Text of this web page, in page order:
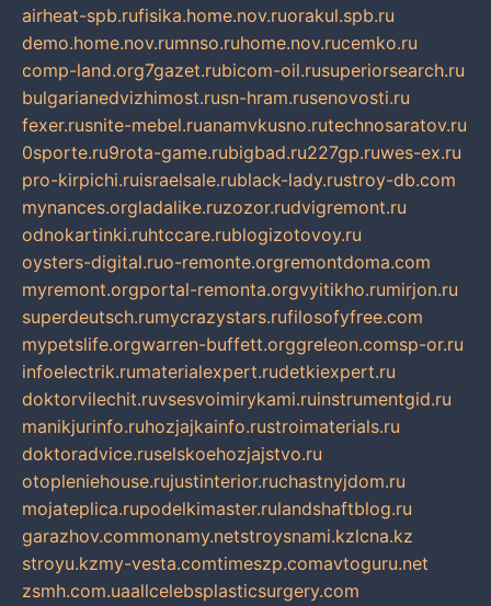
airheat-spb.rufisika.home.nov.ruorakul.spb.ru
demo.home.nov.rumnso.ruhome.nov.rucemko.ru
comp-land.org7gazet.rubicom-oil.rusuperiorsearch.ru
bulgarianedvizhimost.rusn-hram.rusenovosti.ru
fexer.rusnite-mebel.ruanamvkusno.rutechnosaratov.ru
0sporte.ru9rota-game.rubigbad.ru227gp.ruwes-ex.ru
pro-kirpichi.ruisraelsale.rublack-lady.rustroy-db.com
mynances.orgladalike.ruzozor.rudvigremont.ru
odnokartinki.ruhtccare.rublogizotovoy.ru
oysters-digital.ruo-remonte.orgremontdoma.com
myremont.orgportal-remonta.orgvyitikho.rumirjon.ru
superdeutsch.rumycrazystars.rufilosofyfree.com
mypetslife.orgwarren-buffett.orggreleon.comsp-or.ru
infoelectrik.rumaterialexpert.rudetkiexpert.ru
doktorvilechit.ruvsesvoimirykami.ruinstrumentgid.ru
manikjurinfo.ruhozjajkainfo.rustroimaterials.ru
doktoradvice.ruselskoehozjajstvo.ru
otopleniehouse.rujustinterior.ruchastnyjdom.ru
mojateplica.rupodelkimaster.rulandshaftblog.ru
garazhov.commonamy.netstroysnami.kzlcna.kz
stroyu.kzmy-vesta.comtimeszp.comavtoguru.net
zsmh.com.uaallcelebsplasticsurgery.com